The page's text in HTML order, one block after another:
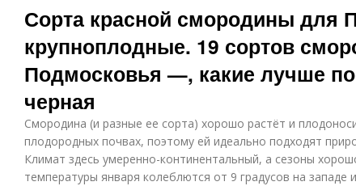
Сорта красной смородины для
крупноплодные. 19 сортов
Подмосковья —, какие лучше
черная
Смородина (и разные ее сорта) хорошо растёт и
плодородных почвах, поэтому ей идеально подходят
Климат здесь умеренно-континентальный, а сезоны
температуры января колеблются от 9 градусов на западе